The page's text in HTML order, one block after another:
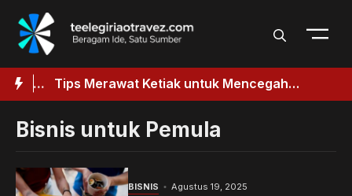
Langsung
Tips Merawat Ketiak untuk Mencegah
Penggelapan
Bisnis untuk Pemula
BISNIS Agustus 19, 2025